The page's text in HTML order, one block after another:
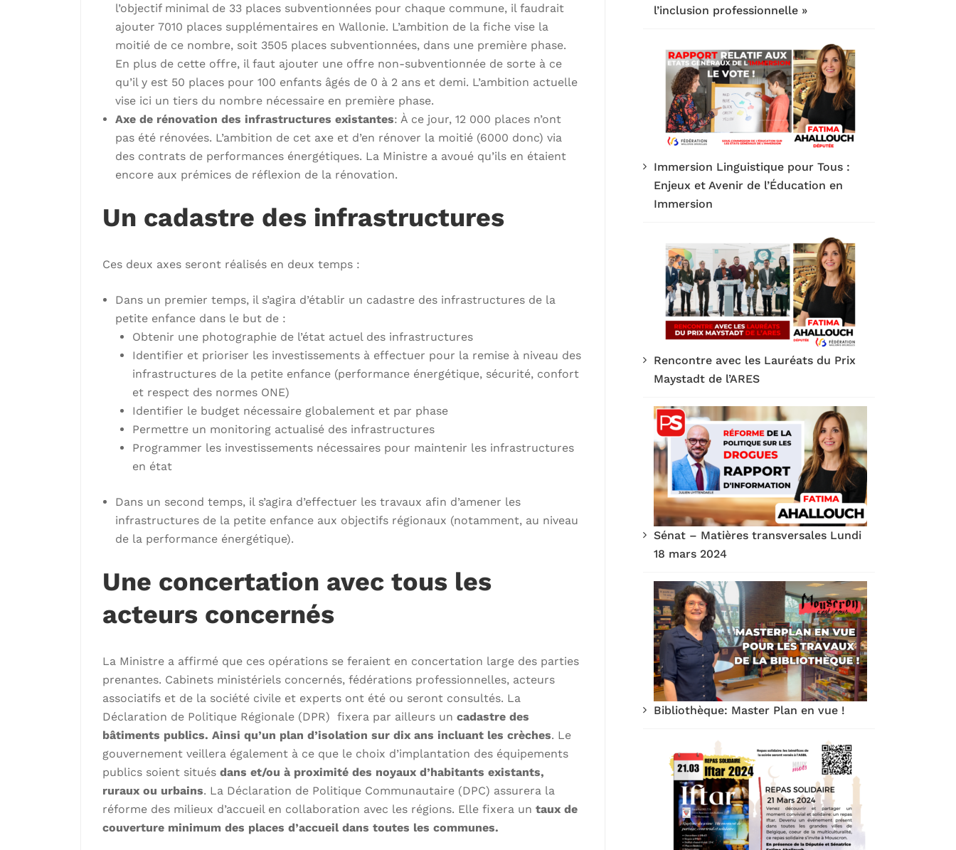
l’objectif minimal de 33 places subventionnées pour chaque commune, il faudrait
ajouter 7010 places supplémentaires en Wallonie. L’ambition de la fiche vise la
moitié de ce nombre, soit 3505 places subventionnées, dans une première phase.
En plus de cette offre, il faut ajouter une offre non-subventionnée de sorte à ce
qu’il y est 50 places pour 100 enfants âgés de 0 à 2 ans et demi. L’ambition actuelle
vise ici un tiers du nombre nécessaire en première phase.
Axe de rénovation des infrastructures existantes: À ce jour, 12 000 places n’ont
pas été rénovées. L’ambition de cet axe et d’en rénover la moitié (6000 donc) via
des contrats de performances énergétiques. La Ministre a avoué qu’ils en étaient
encore aux prémices de réflexion de la rénovation.
Un cadastre des infrastructures
Ces deux axes seront réalisés en deux temps :
Dans un premier temps, il s’agira d’établir un cadastre des infrastructures de la
petite enfance dans le but de :
Obtenir une photographie de l’état actuel des infrastructures
Identifier et prioriser les investissements à effectuer pour la remise à niveau des
infrastructures de la petite enfance (performance énergétique, sécurité, confort
et respect des normes ONE)
Identifier le budget nécessaire globalement et par phase
Permettre un monitoring actualisé des infrastructures
Programmer les investissements nécessaires pour maintenir les infrastructures
en état
Dans un second temps, il s’agira d’effectuer les travaux afin d’amener les
infrastructures de la petite enfance aux objectifs régionaux (notamment, au niveau
de la performance énergétique).
Une concertation avec tous les
acteurs concernés
La Ministre a affirmé que ces opérations se feraient en concertation large des parties
prenantes. Cabinets ministériels concernés, fédérations professionnelles, acteurs
associatifs et de la société civile et experts ont été ou seront consultés. La
Déclaration de Politique Régionale (DPR) fixera par ailleurs un cadastre des
bâtiments publics. Ainsi qu’un plan d’isolation sur dix ans incluant les crèches. Le
gouvernement veillera également à ce que le choix d’implantation des équipements
publics soient situés dans et/ou à proximité des noyaux d’habitants existants,
ruraux ou urbains. La Déclaration de Politique Communautaire (DPC) assurera la
réforme des milieux d’accueil en collaboration avec les régions. Elle fixera un taux de
couverture minimum des places d’accueil dans toutes les communes.
l’inclusion professionnelle »
Immersion Linguistique pour Tous :
Enjeux et Avenir de l’Éducation en
Immersion
Rencontre avec les Lauréats du Prix
Maystadt de l’ARES
Sénat – Matières transversales Lundi
18 mars 2024
Bibliothèque: Master Plan en vue !